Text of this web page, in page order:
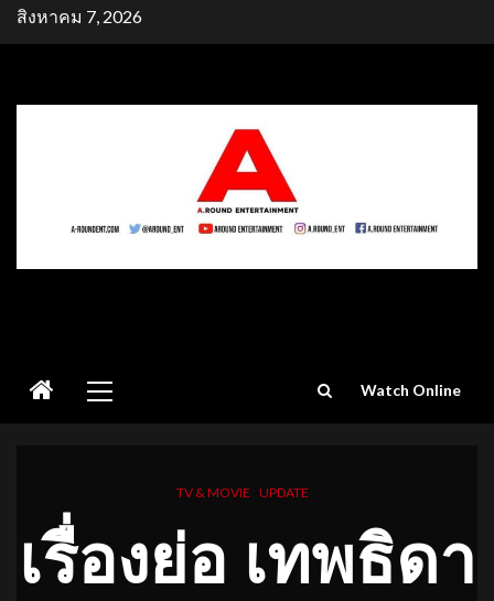
Skipสิงหาคม 7, 2026
Menu
Watch Online
TV & MOVIE UPDATE
เรื่องย่อ เทพธิดา